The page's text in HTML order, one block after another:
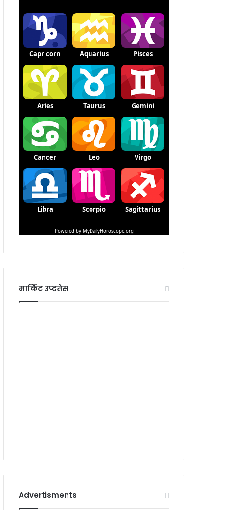
मार्किट उप्दतेस
Advertisments